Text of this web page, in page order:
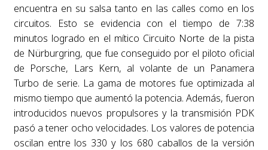
encuentra en su salsa tanto en las calles como en los
circuitos. Esto se evidencia con el tiempo de 7:38
minutos logrado en el mítico Circuito Norte de la pista
de Nürburgring, que fue conseguido por el piloto oficial
de Porsche, Lars Kern, al volante de un Panamera
Turbo de serie. La gama de motores fue optimizada al
mismo tiempo que aumentó la potencia. Además, fueron
introducidos nuevos propulsores y la transmisión PDK
pasó a tener ocho velocidades. Los valores de potencia
oscilan entre los 330 y los 680 caballos de la versión